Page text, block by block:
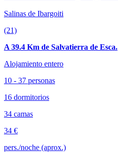
Salinas de Ibargoiti
(21)
A 39.4 Km de Salvatierra de Esca.
Alojamiento entero
10 - 37 personas
16 dormitorios
34 camas
34 €
pers./noche (aprox.)